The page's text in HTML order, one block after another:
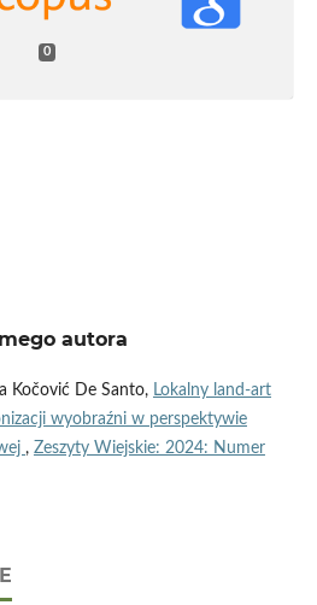
0
autora
Kočović De Santo, Lokalny land-art
wyobraźni w perspektywie
, Zeszyty Wiejskie: 2024: Numer